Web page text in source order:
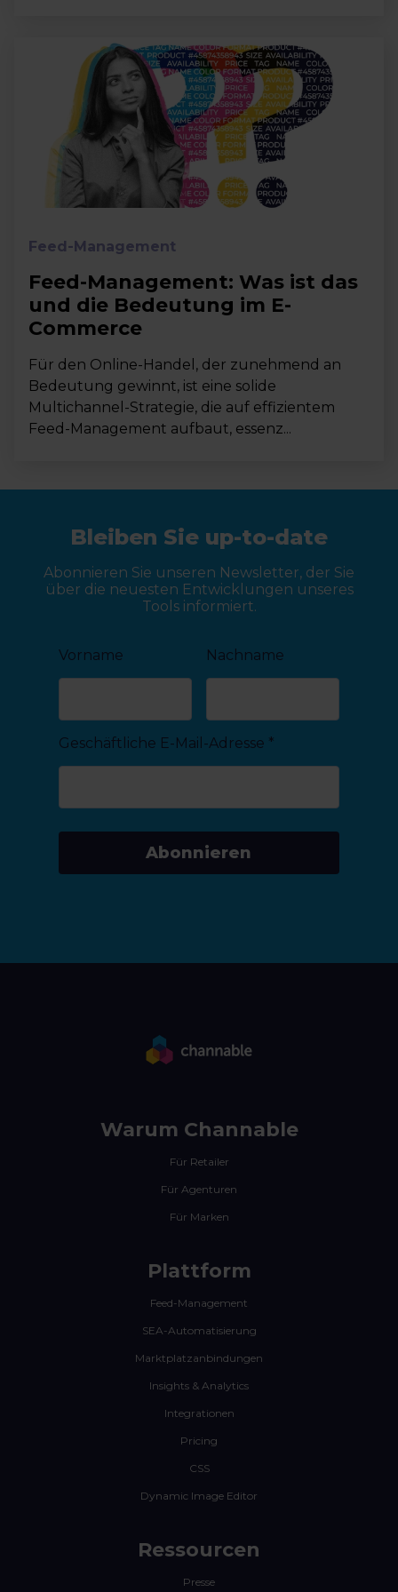
Feed-Management
Feed-Management: Was ist das
und die Bedeutung im E-
Commerce
Für den Online-Handel, der zunehmend an
Bedeutung gewinnt, ist eine solide
Multichannel-Strategie, die auf effizientem
Feed-Management aufbaut, essenz...
Bleiben Sie up-to-date
Abonnieren Sie unseren Newsletter, der Sie
über die neuesten Entwicklungen unseres
Tools informiert.
Vorname Nachname
Geschäftliche E-Mail-Adresse *
Abonnieren
Warum Channable
Für Retailer
Für Agenturen
Für Marken
Plattform
Feed-Management
SEA-Automatisierung
Marktplatzanbindungen
Insights & Analytics
Integrationen
Pricing
CSS
Dynamic Image Editor
Ressourcen
Presse